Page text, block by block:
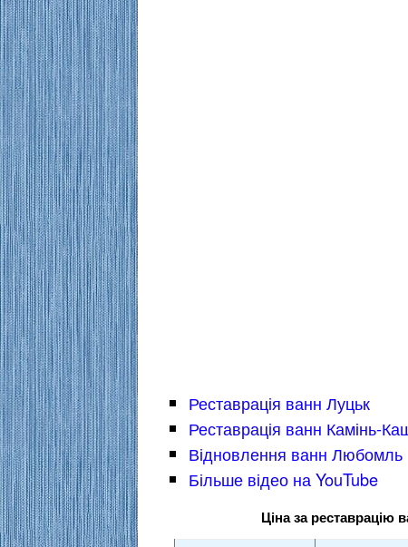
Реставрація ванн Луцьк
Реставрація ванн Камінь-
Відновлення ванн Любомль
Більше відео на YouTube
Ціна за реставрацію